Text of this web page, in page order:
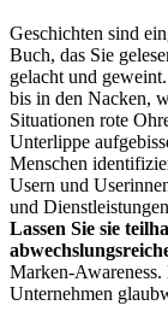
Geschichten sind
Buch, das Sie
gelacht und
bis in den Nacken,
Situationen rote
Unterlippe
Menschen
Usern und
und
Lassen Sie sie
Marken-Awareness.
Unternehmen